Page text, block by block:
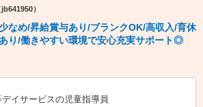
）
なめ/昇給賞与あり/ブランクOK/高収入/育休
り/働きやすい環境で安心充実サポート◎
イサービスの児童指導員